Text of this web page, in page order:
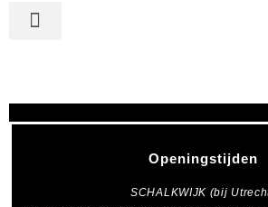
Openingstijden
SCHALKWIJK (bij